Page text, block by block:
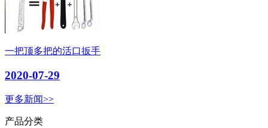
一把顶多把的活口扳手
2020-07-29
更多新闻>>
产品分类